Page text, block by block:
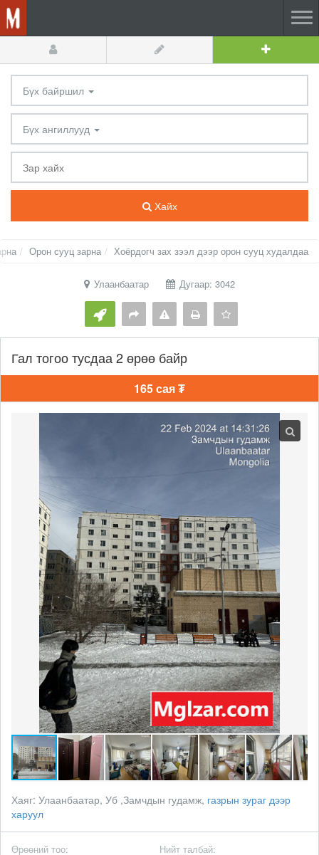
Бүх байршил
Бүх ангиллууд
Хайх
Орон сууц зарна Хоёрдогч зах зээл дээр орон сууц худалдаа
Улаанбаатар Дугаар: 3042
Гал тогоо тусдаа 2 өрөө байр
165 сая ₮
Хаяг: Улаанбаатар, Уб ,Замчдын гудамж, газрын зураг дээр
харуул
Өрөөний тоо: Нийт талбай: